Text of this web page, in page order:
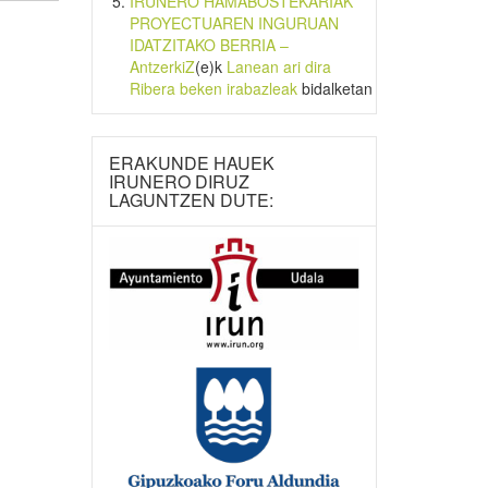
PROYECTUAREN INGURUAN
IDATZITAKO BERRIA –
AntzerkiZ(e)k Lanean ari dira
Ribera beken irabazleakbidalketan
ERAKUNDE HAUEK
IRUNERO DIRUZ
LAGUNTZEN DUTE: